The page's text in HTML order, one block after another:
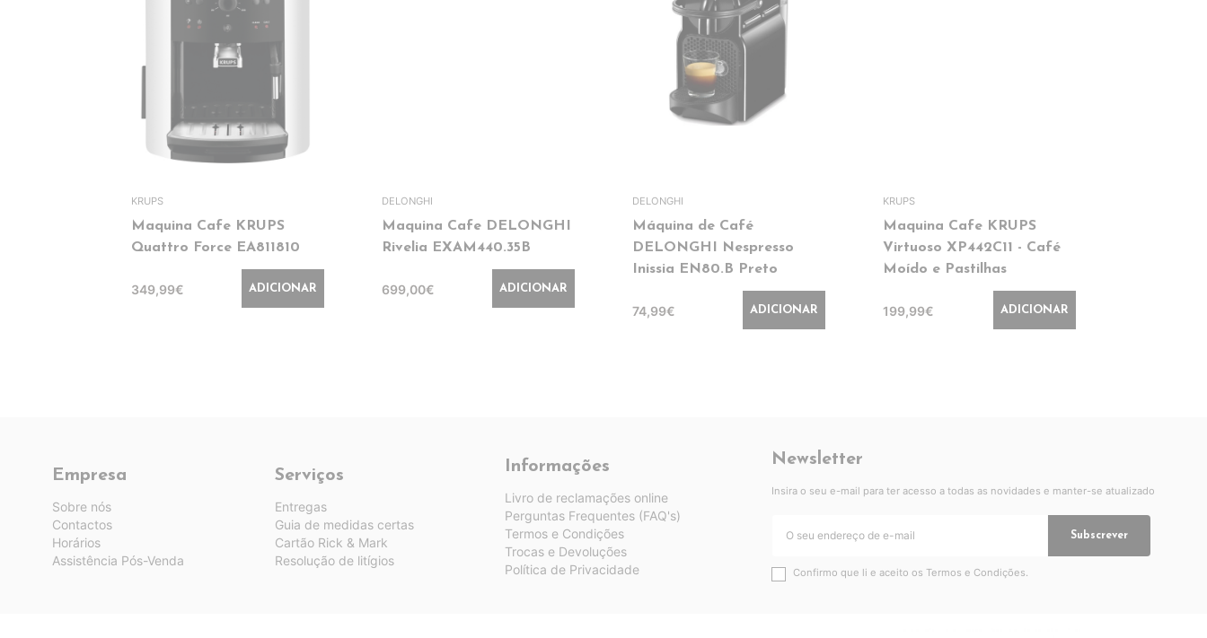
KRUPS
Maquina Cafe KRUPS
Quattro Force EA811810
349,99€ ADICIONAR
DELONGHI
Maquina Cafe DELONGHI
Rivelia EXAM440.35B
699,00€ ADICIONAR
DELONGHI
Máquina de Café
DELONGHI Nespresso
Inissia EN80.B Preto
74,99€ ADICIONAR
KRUPS
Maquina Cafe KRUPS
Virtuoso XP442C11 - Café
Moído e Pastilhas
199,99€ ADICIONAR
Empresa
Sobre nós
Contactos
Horários
Assistência Pós-Venda
Serviços
Entregas
Guia de medidas certas
Cartão Rick & Mark
Resolução de litígios
Informações
Livro de reclamações online
Perguntas Frequentes (FAQ's)
Termos e Condições
Trocas e Devoluções
Política de Privacidade
Newsletter
Insira o seu e-mail para ter acesso a todas as novidades e manter-se atualizado
Subscrever
Confirmo que li e aceito os Termos e Condições.